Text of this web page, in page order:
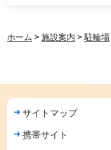
ホーム > 施設案内 > 駐輪場
サイトマップ
携帯サイト